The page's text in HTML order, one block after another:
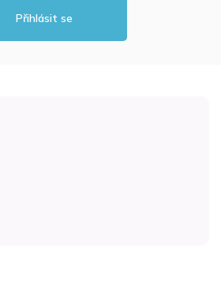
Přihlásit se